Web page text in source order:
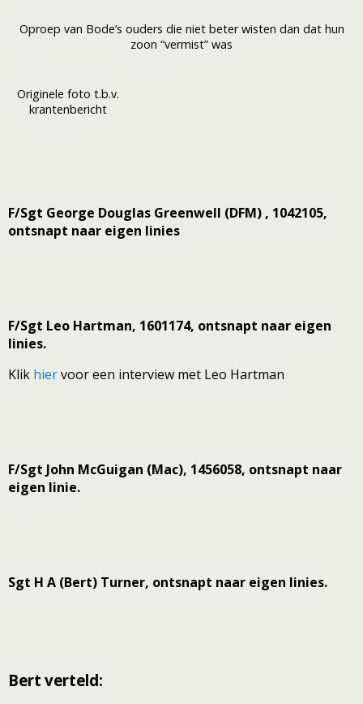
Oproep van Bode’s ouders die niet beter wisten dan dat hun
zoon “vermist” was
Originele foto t.b.v.
krantenbericht
F/Sgt George Douglas Greenwell (DFM) , 1042105,
ontsnapt naar eigen linies
F/Sgt Leo Hartman, 1601174, ontsnapt naar eigen
linies.
Klik hiervoor een interview met Leo Hartman
F/Sgt John McGuigan (Mac), 1456058, ontsnapt naar
eigen linie.
Sgt H A (Bert) Turner, ontsnapt naar eigen linies.
Bert verteld: